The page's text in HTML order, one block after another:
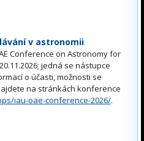
v astronomii
Conference on Astronomy for
jedná se nástupce
o účasti, možnosti se
na stránkách konference
iau-oae-conference-2026/.